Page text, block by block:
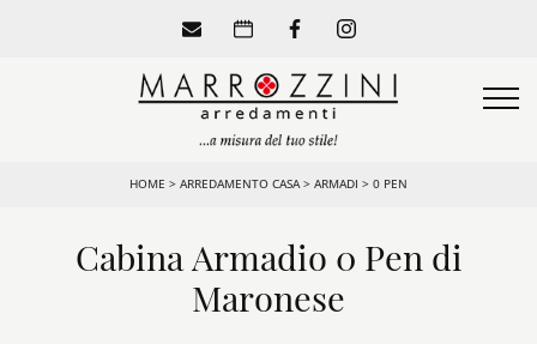
HOME > ARREDAMENTO CASA> ARMADI > 0 PEN
Cabina Armadio 0 Pen di
Maronese